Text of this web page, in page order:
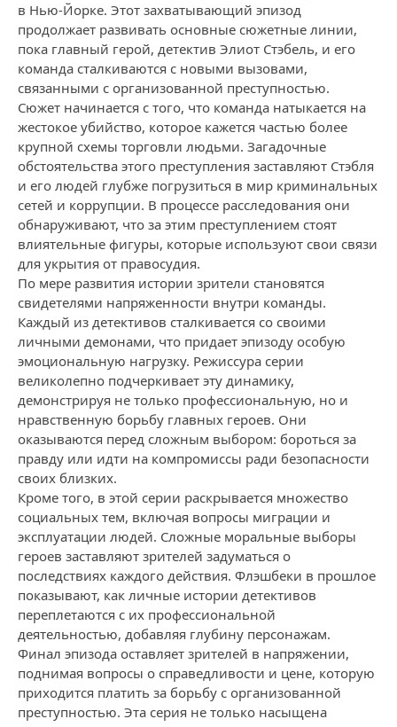
в Нью-Йорке. Этот захватывающий эпизод
продолжает развивать основные сюжетные линии,
пока главный герой, детектив Элиот Стэбель, и его
команда сталкиваются с новыми вызовами,
связанными с организованной преступностью.
Сюжет начинается с того, что команда натыкается на
жестокое убийство, которое кажется частью более
крупной схемы торговли людьми. Загадочные
обстоятельства этого преступления заставляют Стэбля
и его людей глубже погрузиться в мир криминальных
сетей и коррупции. В процессе расследования они
обнаруживают, что за этим преступлением стоят
влиятельные фигуры, которые используют свои связи
для укрытия от правосудия.
По мере развития истории зрители становятся
свидетелями напряженности внутри команды.
Каждый из детективов сталкивается со своими
личными демонами, что придает эпизоду особую
эмоциональную нагрузку. Режиссура серии
великолепно подчеркивает эту динамику,
демонстрируя не только профессиональную, но и
нравственную борьбу главных героев. Они
оказываются перед сложным выбором: бороться за
правду или идти на компромиссы ради безопасности
своих близких.
Кроме того, в этой серии раскрывается множество
социальных тем, включая вопросы миграции и
эксплуатации людей. Сложные моральные выборы
героев заставляют зрителей задуматься о
последствиях каждого действия. Флэшбеки в прошлое
показывают, как личные истории детективов
переплетаются с их профессиональной
деятельностью, добавляя глубину персонажам.
Финал эпизода оставляет зрителей в напряжении,
поднимая вопросы о справедливости и цене, которую
приходится платить за борьбу с организованной
преступностью. Эта серия не только насыщена